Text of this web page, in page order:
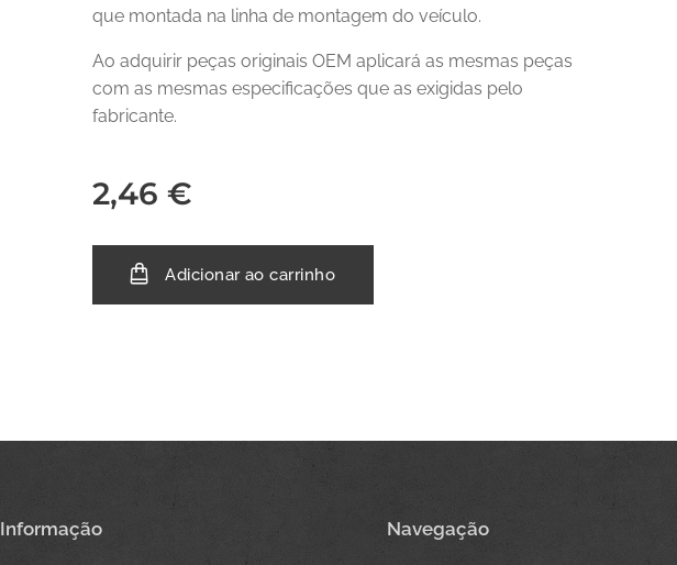
que montada na linha de montagem do veículo.
Ao adquirir peças originais OEM aplicará as mesmas peças
com as mesmas especificações que as exigidas pelo
fabricante.
2,46 €
Adicionar ao carrinho
Informação Navegação